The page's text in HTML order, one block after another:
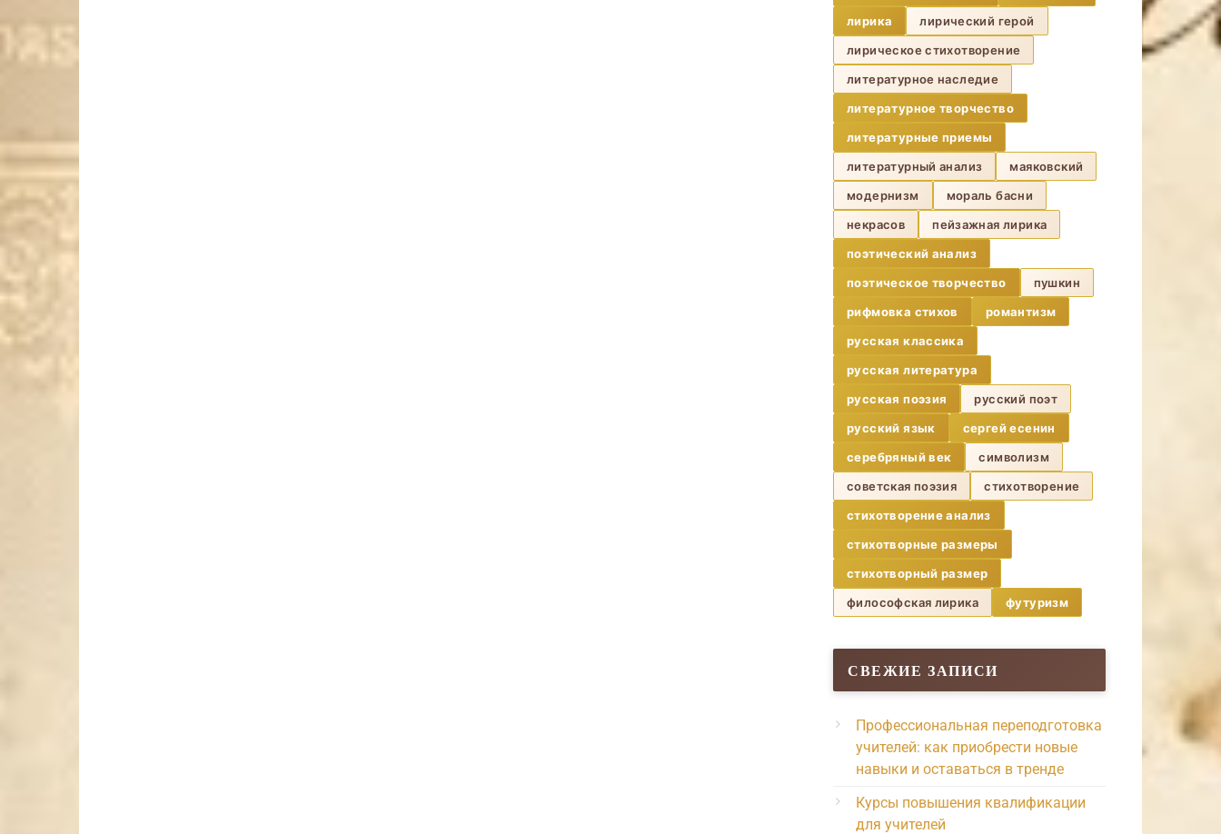
лирика
лирический герой
лирическое стихотворение
литературное наследие
литературное творчество
литературные приемы
литературный анализ
маяковский
модернизм
мораль басни
некрасов
пейзажная лирика
поэтический анализ
поэтическое творчество
пушкин
рифмовка стихов
романтизм
русская классика
русская литература
русская поэзия
русский поэт
русский язык
сергей есенин
серебряный век
символизм
советская поэзия
стихотворение
стихотворение анализ
стихотворные размеры
стихотворный размер
философская лирика
футуризм
СВЕЖИЕ ЗАПИСИ
Профессиональная переподготовка
учителей: как приобрести новые
навыки и оставаться в тренде
Курсы повышения квалификации
для учителей